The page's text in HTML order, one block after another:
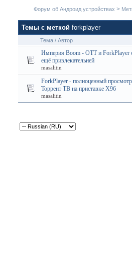
Форум об Андроид устройствах >
Темы с меткой forkplayer
Тема / Автор
Империя Boom - OTT и ForkPlayer
ещё привлекательней
masalitin
ForkPlayer - полноценный просмотр
Торрент ТВ на приставке X96
masalitin